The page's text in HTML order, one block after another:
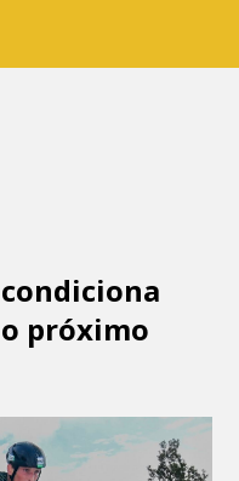
próximo